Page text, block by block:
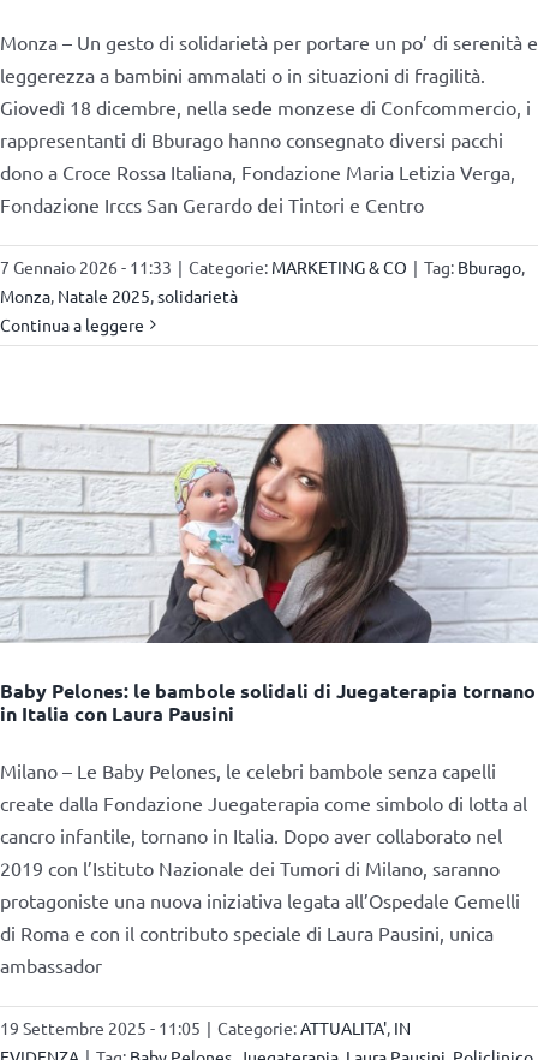
Monza – Un gesto di solidarietà per portare un po’ di serenità e
leggerezza a bambini ammalati o in situazioni di fragilità.
Giovedì 18 dicembre, nella sede monzese di Confcommercio, i
rappresentanti di Bburago hanno consegnato diversi pacchi
dono a Croce Rossa Italiana, Fondazione Maria Letizia Verga,
Fondazione Irccs San Gerardo dei Tintori e Centro
7 Gennaio 2026 - 11:33 | Categorie: MARKETING & CO | Tag: Bburago,
Monza, Natale 2025,solidarietà
Continua a leggere
Baby Pelones: le bambole solidali di Juegaterapia tornano
in Italia con Laura Pausini
Milano – Le Baby Pelones, le celebri bambole senza capelli
create dalla Fondazione Juegaterapia come simbolo di lotta al
cancro infantile, tornano in Italia. Dopo aver collaborato nel
2019 con l’Istituto Nazionale dei Tumori di Milano, saranno
protagoniste una nuova iniziativa legata all’Ospedale Gemelli
di Roma e con il contributo speciale di Laura Pausini, unica
ambassador
19 Settembre 2025 - 11:05 | Categorie:ATTUALITA', IN